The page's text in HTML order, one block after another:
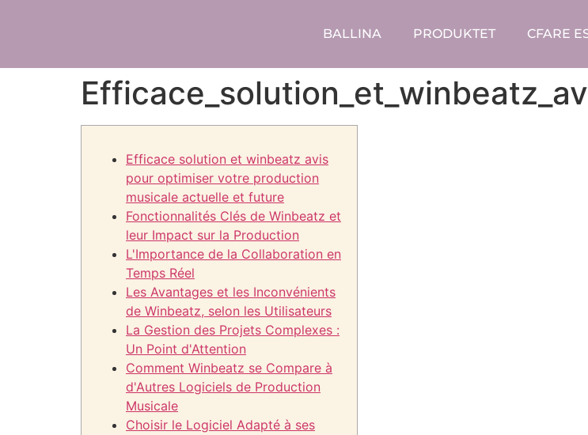
BALLINA PRODUKTET CFARE
Efficace solution et winbeatz avis
pour optimiser votre production
musicale actuelle et future
Fonctionnalités Clés de Winbeatz et
leur Impact sur la Production
L'Importance de la Collaboration en
Temps Réel
Les Avantages et les Inconvénients
de Winbeatz, selon les Utilisateurs
La Gestion des Projets Complexes :
Un Point d'Attention
Comment Winbeatz se Compare à
d'Autres Logiciels de Production
Musicale
Choisir le Logiciel Adapté à ses